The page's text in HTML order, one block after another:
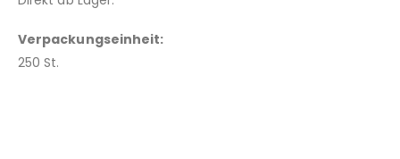
Verpackungseinheit:
250 St.